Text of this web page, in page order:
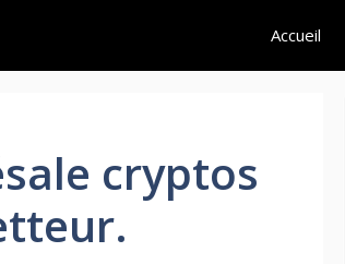
Accueil
cryptos